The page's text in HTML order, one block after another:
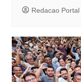
Redacao